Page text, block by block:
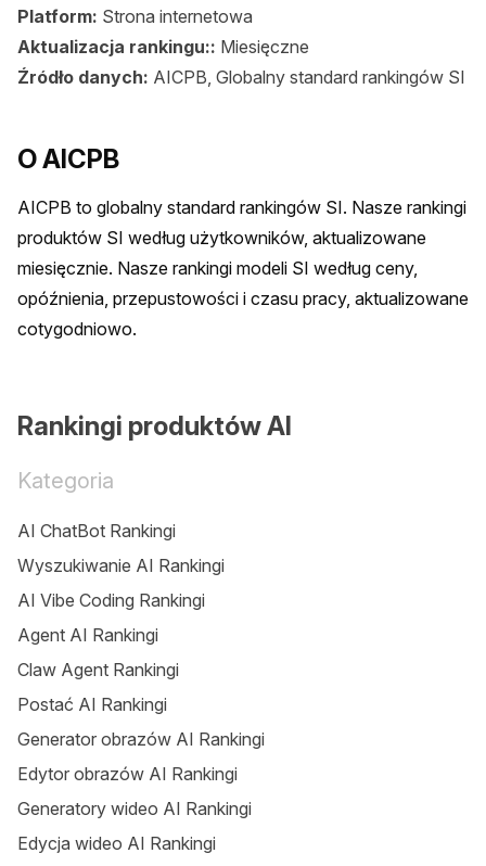
Platform: Strona internetowa
Aktualizacja rankingu:: Miesięczne
Źródło danych: AICPB, Globalny standard rankingów SI
O AICPB
AICPB to globalny standard rankingów SI. Nasze rankingi
produktów SI według użytkowników, aktualizowane
miesięcznie. Nasze rankingi modeli SI według ceny,
opóźnienia, przepustowości i czasu pracy, aktualizowane
cotygodniowo.
Rankingi produktów AI
Kategoria
AI ChatBot Rankingi
Wyszukiwanie AI Rankingi
AI Vibe Coding Rankingi
Agent AI Rankingi
Claw Agent Rankingi
Postać AI Rankingi
Generator obrazów AI Rankingi
Edytor obrazów AI Rankingi
Generatory wideo AI Rankingi
Edycja wideo AI Rankingi